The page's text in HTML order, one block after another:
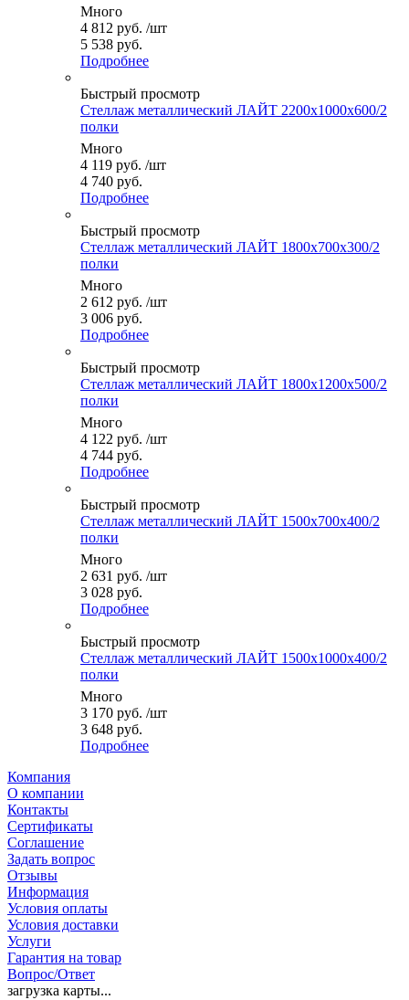
Много
4 812 руб. /шт
5 538 руб.
Подробнее
Быстрый просмотр
Стеллаж металлический ЛАЙТ 2200x1000x600/2
полки
Много
4 119 руб. /шт
4 740 руб.
Подробнее
Быстрый просмотр
Стеллаж металлический ЛАЙТ 1800x700x300/2
полки
Много
2 612 руб. /шт
3 006 руб.
Подробнее
Быстрый просмотр
Стеллаж металлический ЛАЙТ 1800x1200x500/2
полки
Много
4 122 руб. /шт
4 744 руб.
Подробнее
Быстрый просмотр
Стеллаж металлический ЛАЙТ 1500x700x400/2
полки
Много
2 631 руб. /шт
3 028 руб.
Подробнее
Быстрый просмотр
Стеллаж металлический ЛАЙТ 1500x1000x400/2
полки
Много
3 170 руб. /шт
3 648 руб.
Подробнее
Компания
О компании
Контакты
Сертификаты
Соглашение
Задать вопрос
Отзывы
Информация
Условия оплаты
Условия доставки
Услуги
Гарантия на товар
Вопрос/Ответ
загрузка карты...